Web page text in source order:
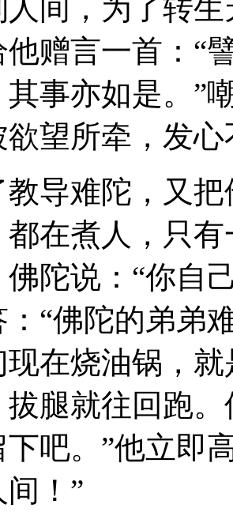
人间，为了转
赠言一首：“
事亦如是。”
欲望所牵，发
导难陀，又
在煮人，只
陀说：“你自
“佛陀的弟弟
在烧油锅，
腿就往回跑
下吧。”他立即
！”